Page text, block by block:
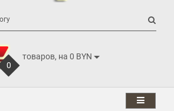
0
товаров, на 0 BYN